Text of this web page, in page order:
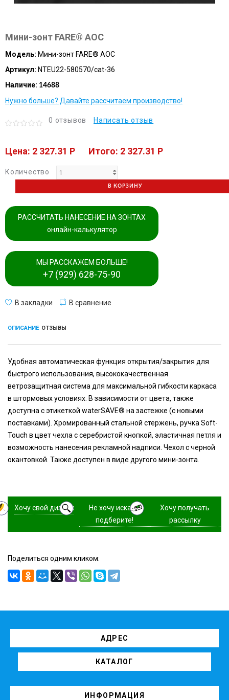
Мини-зонт FARE® AOC
Модель: Мини-зонт FARE® AOC
Артикул: NTEU22-580570/cat-36
Наличие: 14688
Нужно больше? Давайте рассчитаем производство!
0 отзывов Написать отзыв
Цена: 2 327.31 P Итого: 2 327.31 P
Количество
В КОРЗИНУ
РАССЧИТАТЬ НАНЕСЕНИЕ НА ЗОНТАХ
онлайн-калькулятор
МЫ РАССКАЖЕМ БОЛЬШЕ!
+7 (929) 628-75-90
В закладки В сравнение
ОПИСАНИЕ ОТЗЫВЫ
Удобная автоматическая функция открытия/закрытия для
быстрого использования, высококачественная
ветрозащитная система для максимальной гибкости каркаса
в штормовых условиях. В зависимости от цвета, также
доступна с этикеткой waterSAVE® на застежке (с новыми
поставками). Хромированный стальной стержень, ручка Soft-
Touch в цвет чехла с серебристой кнопкой, эластичная петля и
возможность нанесения рекламной надписи. Чехол с черной
окантовкой. Также доступен в виде другого мини-зонта.
Хочу свой дизайн
Не хочу искать,
подберите!
Хочу получать
рассылку
Поделиться одним кликом:
АДРЕС
КАТАЛОГ
ИНФОРМАЦИЯ